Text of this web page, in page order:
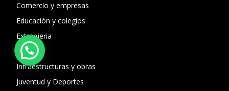
Comercio y empresas
Educación y colegios
Extranjeria
Fiestas
Infraestructuras y obras
Juventud y Deportes